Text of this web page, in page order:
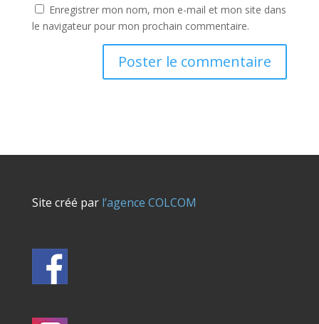
Enregistrer mon nom, mon e-mail et mon site dans
le navigateur pour mon prochain commentaire.
Site créé parl’agence COLCOM